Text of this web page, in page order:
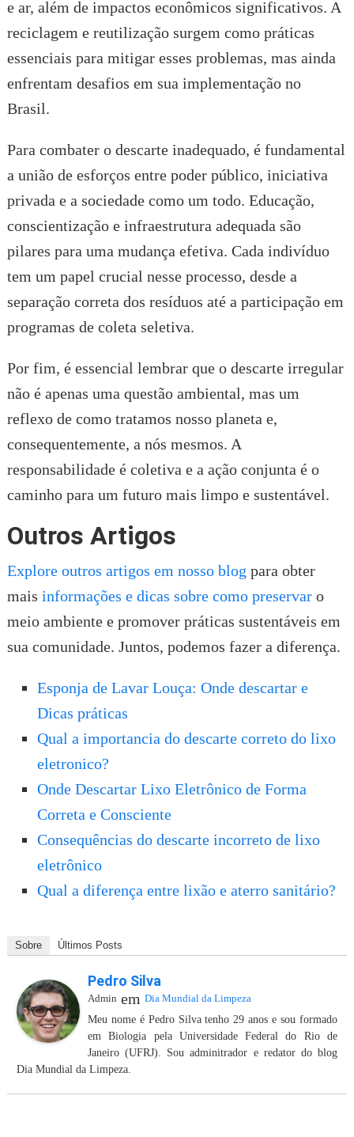
e ar, além de impactos econômicos significativos. A
reciclagem e reutilização surgem como práticas
essenciais para mitigar esses problemas, mas ainda
enfrentam desafios em sua implementação no
Brasil.
Para combater o descarte inadequado, é fundamental
a união de esforços entre poder público, iniciativa
privada e a sociedade como um todo. Educação,
conscientização e infraestrutura adequada são
pilares para uma mudança efetiva. Cada indivíduo
tem um papel crucial nesse processo, desde a
separação correta dos resíduos até a participação em
programas de coleta seletiva.
Por fim, é essencial lembrar que o descarte irregular
não é apenas uma questão ambiental, mas um
reflexo de como tratamos nosso planeta e,
consequentemente, a nós mesmos. A
responsabilidade é coletiva e a ação conjunta é o
caminho para um futuro mais limpo e sustentável.
Outros Artigos
Explore outros artigos em nosso blog para obter
mais informações e dicas sobre como preservaro
meio ambiente e promover práticas sustentáveis em
sua comunidade. Juntos, podemos fazer a diferença.
Esponja de Lavar Louça: Onde descartar e
Dicas práticas
Qual a importancia do descarte correto do lixo
eletronico?
Onde Descartar Lixo Eletrônico de Forma
Correta e Consciente
Consequências do descarte incorreto de lixo
eletrônico
Qual a diferença entre lixão e aterro sanitário?
Sobre Últimos Posts
Pedro Silva
Admin em Dia Mundial da Limpeza
Meu nome é Pedro Silva tenho 29 anos e sou formado
em Biologia pela Universidade Federal do Rio de
Janeiro (UFRJ). Sou adminitrador e redator do blog
Dia Mundial da Limpeza.